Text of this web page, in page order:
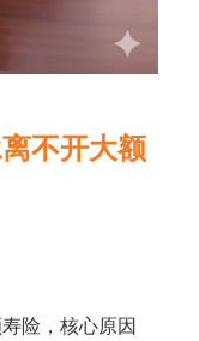
不开大额
险，核心原因